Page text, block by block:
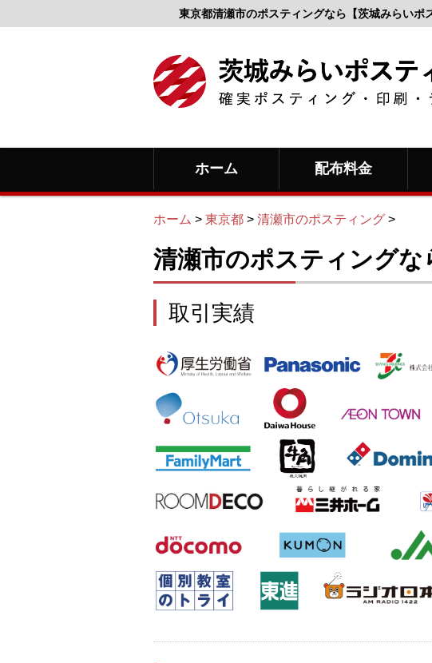
東京都清瀬市のポスティングなら【茨城みらいポ
ホーム 配布料金
ホーム > 東京都 > 清瀬市のポスティング >
清瀬市のポスティング
取引実績